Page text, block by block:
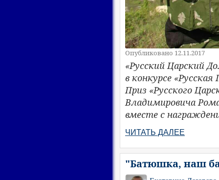
Опубликовано 12.11.2017
«Русский Царский
в конкурсе
Приз «Русского
Владимировича
вместе с
ЧИТАТЬ ДАЛЕЕ
"Батюшка, наш